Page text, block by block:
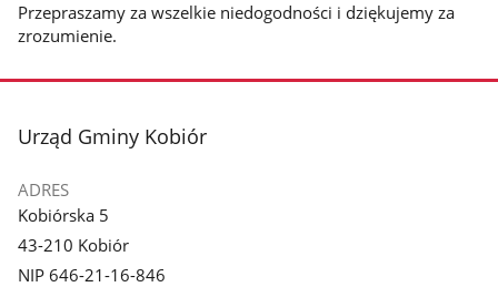
Przepraszamy za wszelkie niedogodności i dziękujemy za
zrozumienie.
stopka
Urząd Gminy Kobiór
ADRES
Kobiórska 5
43-210 Kobiór
NIP 646-21-16-846